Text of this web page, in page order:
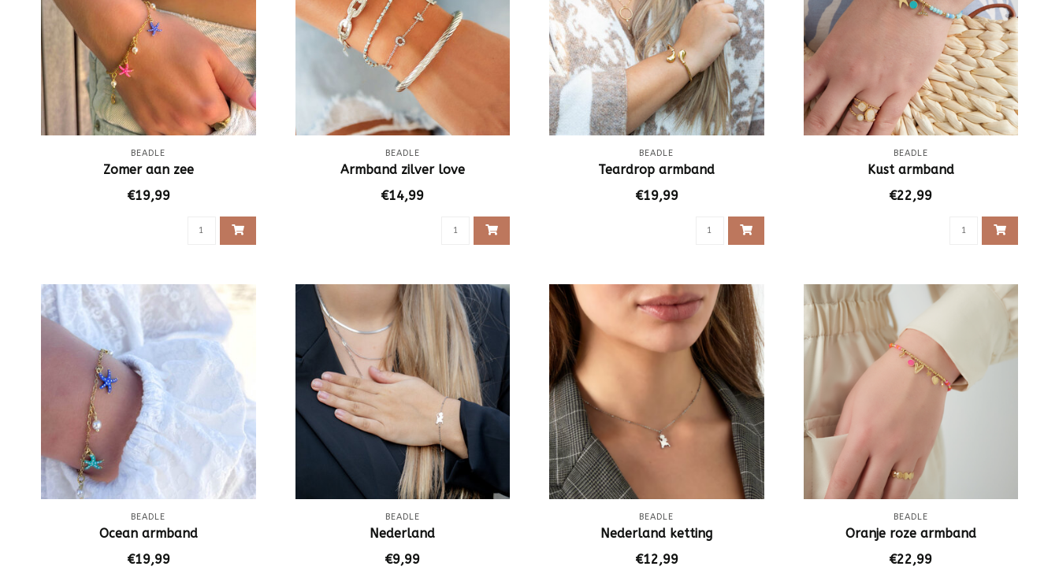
BEADLE
Zomer aan zee
€19,99
BEADLE
Armband zilver love
€14,99
BEADLE
Teardrop armband
€19,99
BEADLE
Kust armband
€22,99
BEADLE
Ocean armband
€19,99
BEADLE
Nederland
€9,99
BEADLE
Nederland ketting
€12,99
BEADLE
Oranje roze armband
€22,99